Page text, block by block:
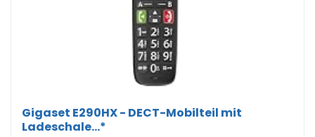
Gigaset E290HX - DECT-Mobilteil mit
Ladeschale...*